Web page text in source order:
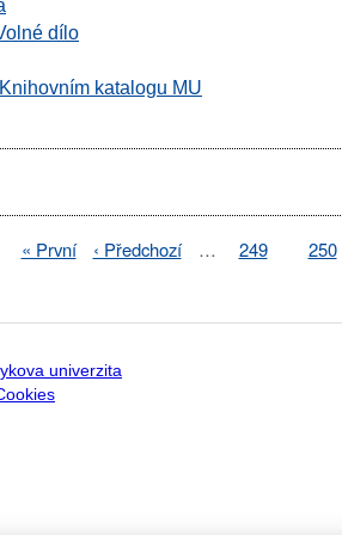
dílo
katalogu MU
First
« První
Previous
‹ Předchozí … Page
249 Page
250
univerzita